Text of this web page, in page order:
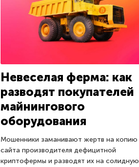
Невеселая ферма: как
разводят покупателей
майнингового
оборудования
Мошенники заманивают жертв на копию
сайта производителя дефицитной
криптофермы и разводят их на солидную